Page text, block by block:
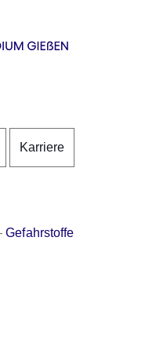
Direkt zum Kopf der
Direkt zum Inhalt
Direkt zum Fuß der
Karriere
Gefahrstoffe